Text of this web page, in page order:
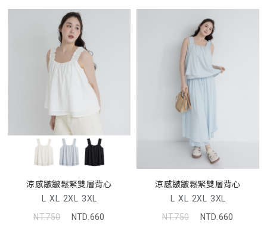
涼感皺皺鬆緊雙層背心
L XL 2XL 3XL
NT.750
NTD.660
涼感皺皺鬆緊雙層背心
L XL 2XL 3XL
NT.750
NTD.660